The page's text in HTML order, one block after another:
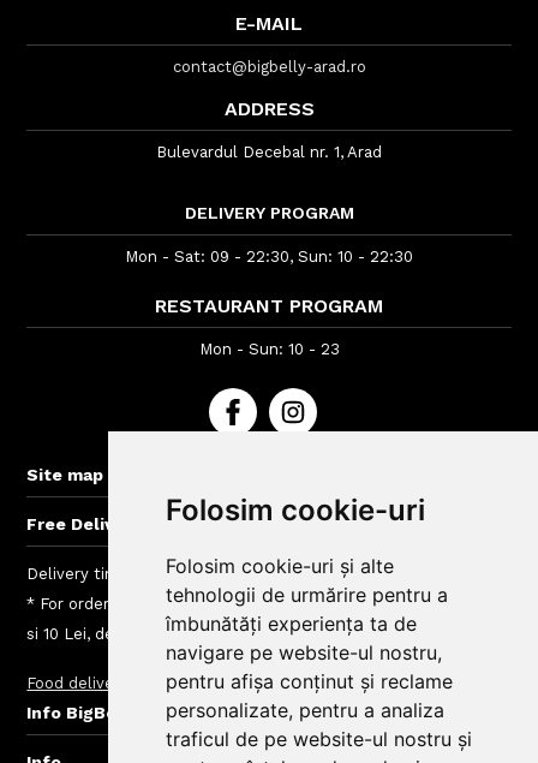
Folosim cookie-uri
Folosim cookie-uri și alte
tehnologii de urmărire pentru a
îmbunătăți experiența ta de
navigare pe website-ul nostru,
pentru afișa conținut și reclame
personalizate, pentru a analiza
traficul de pe website-ul nostru și
E-MAIL
contact@bigbelly-arad.ro
ADDRESS
Bulevardul Decebal nr. 1, Arad
DELIVERY PROGRAM
Mon - Sat: 09 - 22:30, Sun: 10 - 22:30
RESTAURANT PROGRAM
Mon - Sun: 10 - 23
Site map
Free Delivery for orders > 40 lei
Delivery time : between 40 - 120 min
* For orders lower than 50 Lei we charge a fee between 4.99
si 10 Lei, depending on the delivery area
Food delivery Delivery charges
Info BigBelly customers